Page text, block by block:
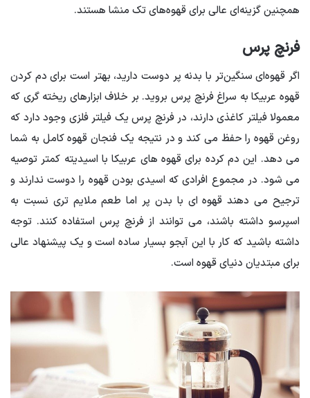
همچنین گزینه‌ای عالی برای قهوه‌های تک منشا هستند.
فرنچ پرس
اگر قهوه‌ای سنگین‌تر با بدنه پر دوست دارید، بهتر است برای دم کردن
قهوه عربیکا به سراغ فرنچ پرس بروید. بر خلاف ابزارهای ریخته گری که
معمولا فیلتر کاغذی دارند، در فرنچ پرس یک فیلتر فلزی وجود دارد که
روغن قهوه را حفظ می کند و در نتیجه یک فنجان قهوه کامل به شما
می دهد. این دم کرده برای قهوه های عربیکا با اسیدیته کمتر توصیه
می شود. در مجموع افرادی که اسیدی بودن قهوه را دوست ندارند و
ترجیح می دهند قهوه ای با بدن پر اما طعم ملایم تری نسبت به
اسپرسو داشته باشند، می توانند از فرنچ پرس استفاده کنند. توجه
داشته باشید که کار با این آبجو بسیار ساده است و یک پیشنهاد عالی
برای مبتدیان دنیای قهوه است.